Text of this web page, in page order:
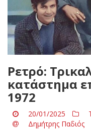
Ρετρό:
κατάστημα
1972
20/01/2025
Δημήτρης Παδιός